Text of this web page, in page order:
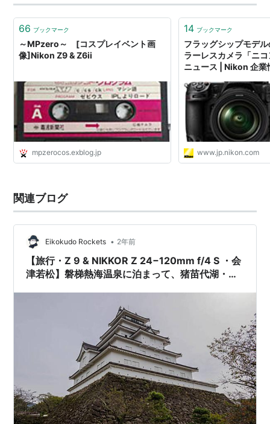
66 ブックマーク
～MPzero～ [コスプレイベント画
像]Nikon Z9 & Z6ii
mpzerocos.exblog.jp
14 ブックマーク
フラッグシップモデ
ラーレスカメラ「ニ
ニュース | Nikon 企業
www.jp.nikon.com
関連ブログ
Eikokudo Rockets • 2年前
【旅行・Z 9 & NIKKOR Z 24−120mm f/4 S ・会
津若松】磐梯熱海温泉に泊まって、猪苗代湖・会